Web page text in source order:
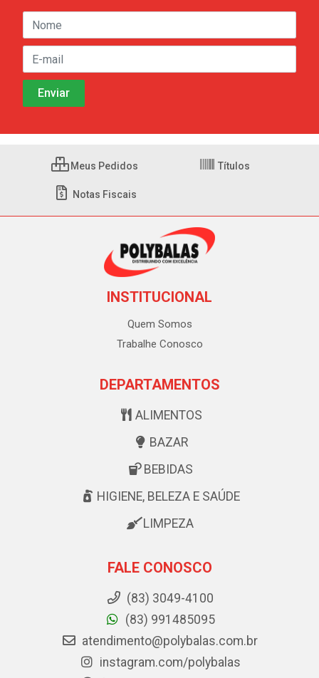
Meus Pedidos Títulos
Notas Fiscais
INSTITUCIONAL
Quem Somos
Trabalhe Conosco
DEPARTAMENTOS
ALIMENTOS
BAZAR
BEBIDAS
HIGIENE, BELEZA E SAÚDE
LIMPEZA
FALE CONOSCO
(83) 3049-4100
(83) 991485095
atendimento@polybalas.com.br
instagram.com/polybalas